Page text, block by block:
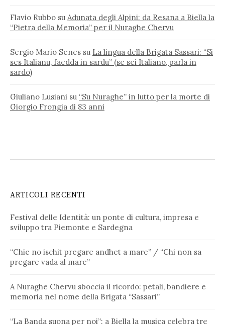
Flavio Rubbo su Adunata degli Alpini: da Resana a Biella la
“Pietra della Memoria” per il Nuraghe Chervu
Sergio Mario Senes su La lingua della Brigata Sassari: “Si
ses Italianu, faedda in sardu” (se sei Italiano, parla in
sardo)
Giuliano Lusiani su “Su Nuraghe” in lutto per la morte di
Giorgio Frongia di 83 anni
ARTICOLI RECENTI
Festival delle Identità: un ponte di cultura, impresa e
sviluppo tra Piemonte e Sardegna
“Chie no ischit pregare andhet a mare” / “Chi non sa
pregare vada al mare”
A Nuraghe Chervu sboccia il ricordo: petali, bandiere e
memoria nel nome della Brigata “Sassari”
“La Banda suona per noi”: a Biella la musica celebra tre